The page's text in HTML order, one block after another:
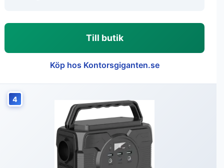
Till butik
Köp hos Kontorsgiganten.se
4